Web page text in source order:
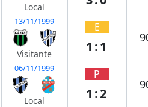
Local
13/11/1999
Visitante
E
1:1
06/11/1999
Local
P
1:2